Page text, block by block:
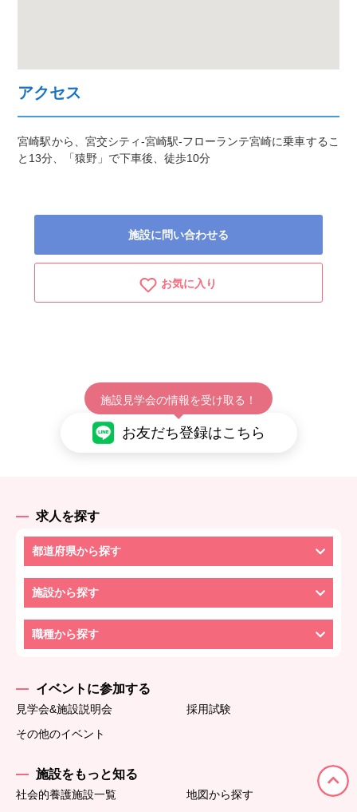
アクセス
宮崎駅から、宮交シティ-宮崎駅-フローランテ宮崎に乗車するこ
と13分、「猿野」で下車後、徒歩10分
施設に問い合わせる
お気に入り
施設見学会の情報を受け取る！
お友だち登録はこちら
求人を探す
都道府県から探す
施設から探す
職種から探す
イベントに参加する
見学会&施設説明会
採用試験
その他のイベント
施設をもっと知る
社会的養護施設一覧
地図から探す